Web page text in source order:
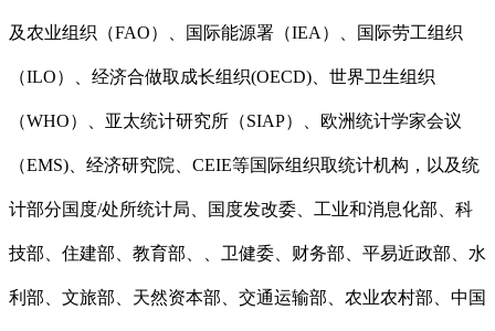
及农业组织（FAO）、国际能源署（IEA）、国际劳工组织
（ILO）、经济合做取成长组织(OECD)、世界卫生组织
（WHO）、亚太统计研究所（SIAP）、欧洲统计学家会议
（EMS)、经济研究院、CEIE等国际组织取统计机构，以及统
计部分国度/处所统计局、国度发改委、工业和消息化部、科
技部、住建部、教育部、、卫健委、财务部、平易近政部、水
利部、文旅部、天然资本部、交通运输部、农业农村部、中国